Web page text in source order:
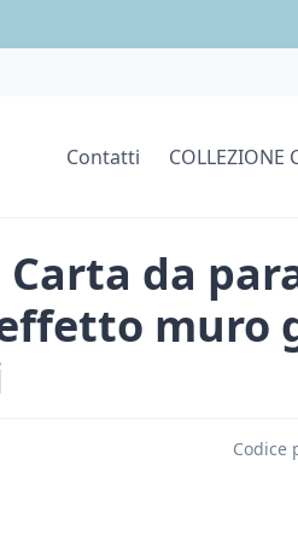
Contatti
da
muro
Codice